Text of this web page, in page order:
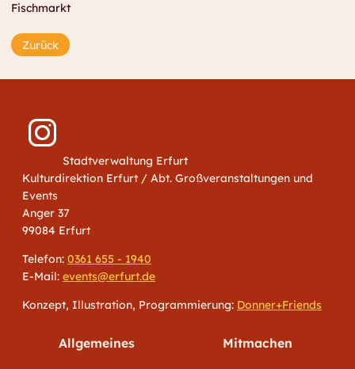
Fischmarkt
Zurück
Stadtverwaltung Erfurt
Kulturdirektion Erfurt / Abt. Großveranstaltungen und
Events
Anger 37
99084 Erfurt
Telefon: 0361 655 - 1940
E-Mail: events@erfurt.de
Konzept, Illustration, Programmierung: Donner+Friends
Allgemeines Mitmachen